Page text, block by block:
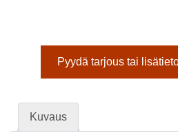
Pyydä tarjous tai
Kuvaus